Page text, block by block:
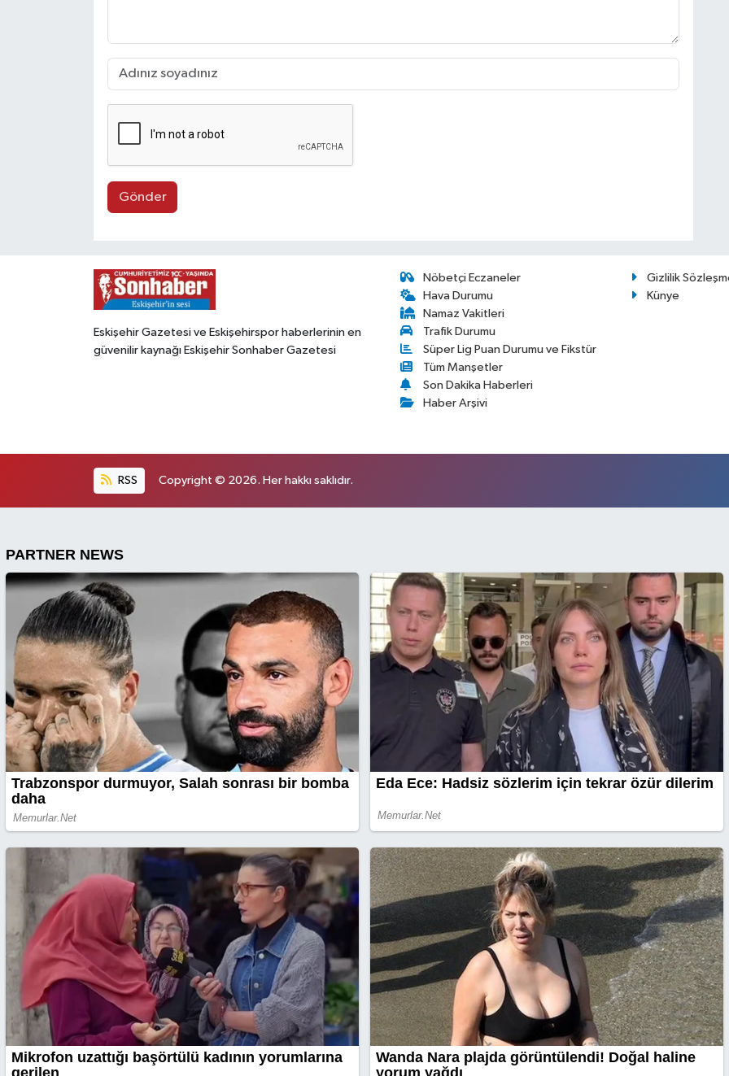
Gönder
Eskişehir Gazetesi ve Eskişehirspor haberlerinin en
güvenilir kaynağı Eskişehir Sonhaber Gazetesi
Nöbetçi Eczaneler
Hava Durumu
Namaz Vakitleri
Trafik Durumu
Süper Lig Puan Durumu ve Fikstür
Tüm Manşetler
Son Dakika Haberleri
Haber Arşivi
Gizlilik
Künye
RSS Copyright © 2026. Her hakkı saklıdır.